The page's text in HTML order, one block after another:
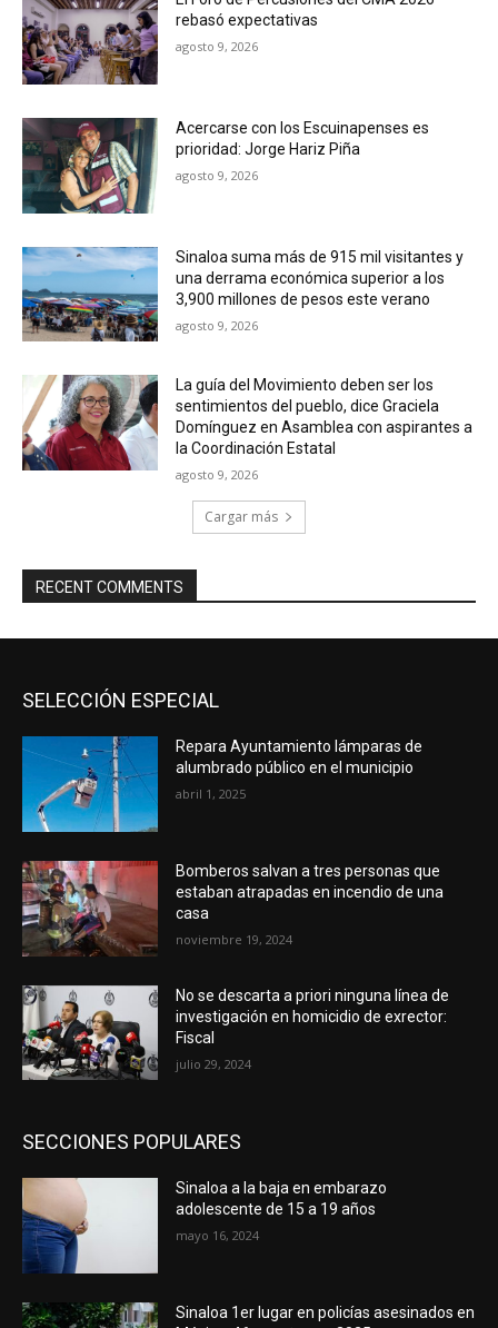
rebasó expectativas
agosto 9, 2026
Acercarse con los Escuinapenses es
prioridad: Jorge Hariz Piña
agosto 9, 2026
Sinaloa suma más de 915 mil visitantes y
una derrama económica superior a los
3,900 millones de pesos este verano
agosto 9, 2026
La guía del Movimiento deben ser los
sentimientos del pueblo, dice Graciela
Domínguez en Asamblea con aspirantes a
la Coordinación Estatal
agosto 9, 2026
Cargar más
RECENT COMMENTS
SELECCIÓN ESPECIAL
Repara Ayuntamiento lámparas de
alumbrado público en el municipio
abril 1, 2025
Bomberos salvan a tres personas que
estaban atrapadas en incendio de una
casa
noviembre 19, 2024
No se descarta a priori ninguna línea de
investigación en homicidio de exrector:
Fiscal
julio 29, 2024
SECCIONES POPULARES
Sinaloa a la baja en embarazo
adolescente de 15 a 19 años
mayo 16, 2024
Sinaloa 1er lugar en policías asesinados en